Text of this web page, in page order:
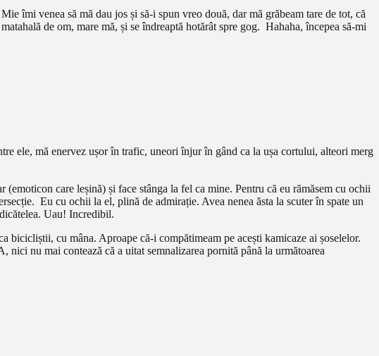
îmi venea să mă dau jos și să-i spun vreo două, dar mă grăbeam tare de tot, că
de om, mare mă, și se îndreaptă hotărât spre gog. Hahaha, începea să-mi
ele, mă enervez ușor în trafic, uneori înjur în gând ca la ușa cortului, alteori merg
care leșină) și face stânga la fel ca mine. Pentru că eu rămăsem cu ochii
Eu cu ochii la el, plină de admirație. Avea nenea ăsta la scuter în spate un
Uau! Incredibil.
bicicliștii, cu mâna. Aproape că-i compătimeam pe acești kamicaze ai șoselelor.
nu mai contează că a uitat semnalizarea pornită până la următoarea